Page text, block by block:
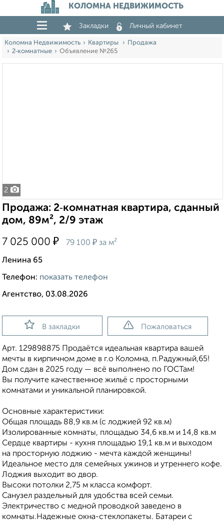
КОЛОМНА НЕДВИЖИМОСТЬ
Закладки Личный кабинет
Коломна Недвижимость Квартиры
Продажа
2‑комнатные
Объявление №265
2
Продажа: 2‑комнатная квартира, сданный
дом, 89м², 2/9 этаж
7 025 000 ₽ 79 100 ₽ за м²
Ленина 65
Телефон: показать телефон
Агентство, 03.08.2026
В закладки Пожаловаться
Арт. 129898875 Продаётся идеальная квартира вашей
мечты в кирпичном доме в г.о Коломна, п.Радужный,65!
Дом сдан в 2025 году — всё выполнено по ГОСТам!
Вы получите качественное жильё с просторными
комнатами и уникальной планировкой.
Основные характеристики:
Общая площадь 88,9 кв.м (с лоджией 92 кв.м)
Изолированные комнаты, площадью 34,6 кв.м и 14,8 кв.м
Сердце квартиры - кухня площадью 19,1 кв.м и выходом
на просторную лоджию - мечта каждой женщины!
Идеальное место для семейных ужинов и утреннего кофе.
Лоджия выходит во двор.
Высоки потолки 2,75 м класса комфорт.
Санузел раздельный для удобства всей семьи.
Электричество с медной проводкой заведено в
комнаты.Надежные окна-стеклопакеты. Батареи с